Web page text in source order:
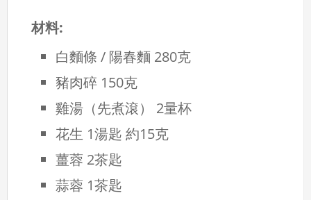
材料:
白麵條 / 陽春麵 280克
豬肉碎 150克
雞湯（先煮滾） 2量杯
花生 1湯匙 約15克
薑蓉 2茶匙
蒜蓉 1茶匙